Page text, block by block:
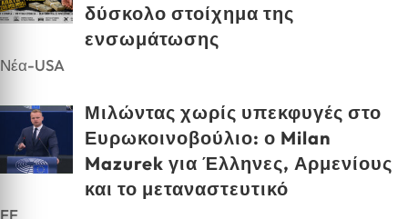
δύσκολο στοίχημα της
ενσωμάτωσης
Νέα-USA
Μιλώντας χωρίς υπεκφυγές στο
Ευρωκοινοβούλιο: ο Milan
Mazurek για Έλληνες, Αρμενίους
και το μεταναστευτικό